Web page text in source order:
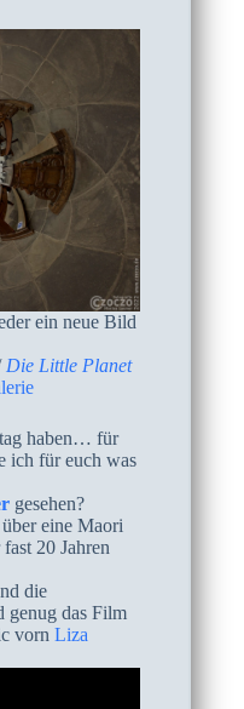
ein neue Bild
Die Little Planet
haben… für
ich für euch was
gesehen?
eine Maori
20 Jahren
die
genug das Film
vorn Liza